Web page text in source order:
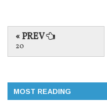
« PREV
20
MOST READING